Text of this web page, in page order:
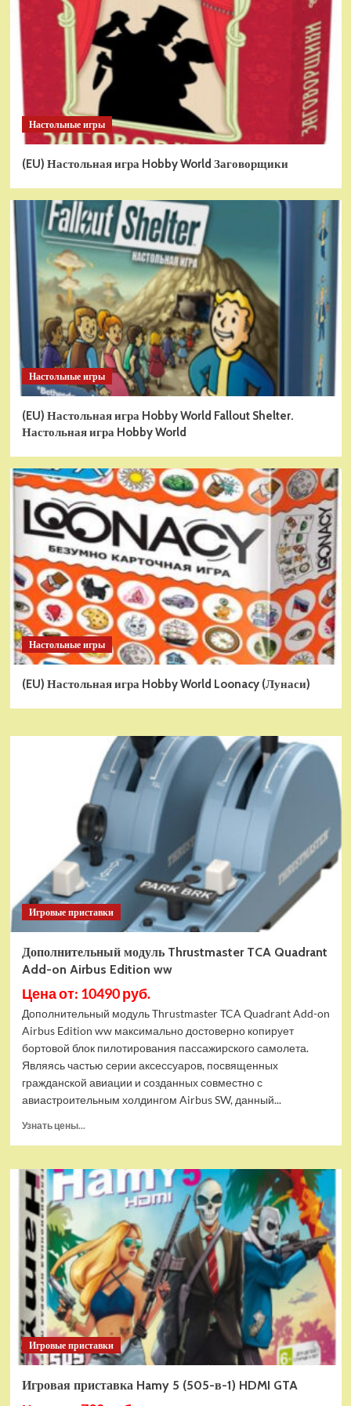
Настольные игры
(EU) Настольная игра Hobby World Заговорщики
Настольные игры
(EU) Настольная игра Hobby World Fallout Shelter.
Настольная игра Hobby World
Настольные игры
(EU) Настольная игра Hobby World Loonacy (Лунаси)
Игровые приставки
Дополнительный модуль Thrustmaster TCA Quadrant
Add-on Airbus Edition ww
Цена от: 10490 руб.
Дополнительный модуль Thrustmaster TCA Quadrant Add-on
Airbus Edition ww максимально достоверно копирует
бортовой блок пилотирования пассажирского самолета.
Являясь частью серии аксессуаров, посвященных
гражданской авиации и созданных совместно с
авиастроительным холдингом Airbus SW, данный...
Узнать цены...
Дополнительный
модуль
Thrustmaster
Quadrant
Add-
on
Airbus
Edition
ww
Игровые приставки
Игровая приставка Hamy 5 (505-в-1) HDMI GTA